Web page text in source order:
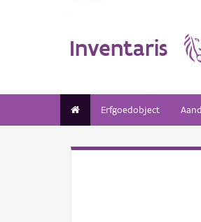
Inventaris
Erfgoedobject